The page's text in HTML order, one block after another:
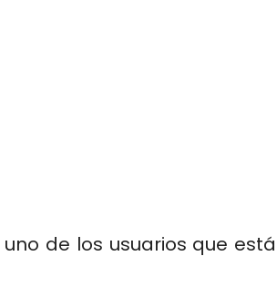
de los usuarios que está